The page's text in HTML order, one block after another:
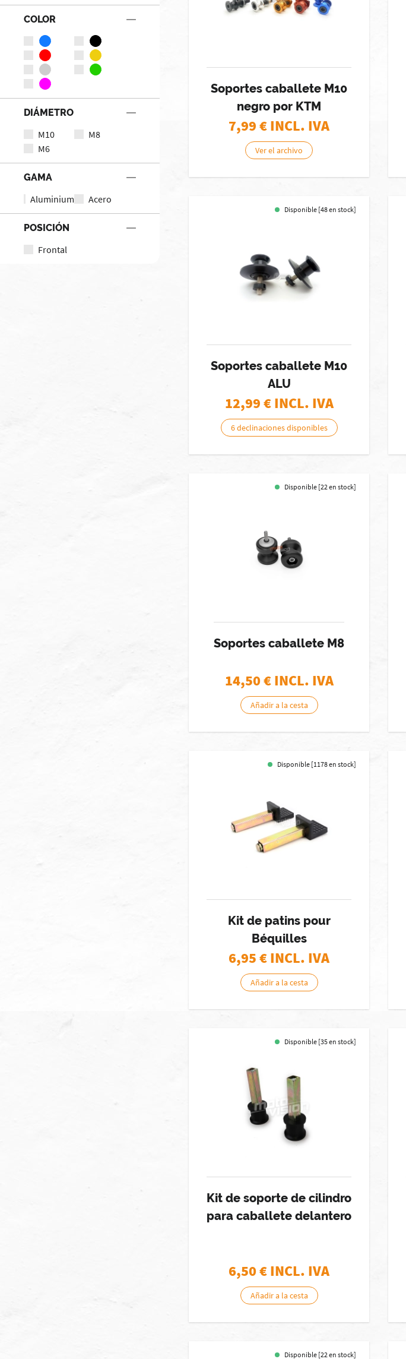
COLOR
DIÁMETRO
M10
M8
M6
GAMA
Aluminium Acero
POSICIÓN
Frontal
Soportes caballete M10
negro por KTM
7,99 € INCL. IVA
Ver el archivo
Disponible [48 en stock]
Soportes caballete M10
ALU
12,99€ INCL. IVA
6 declinaciones disponibles
Disponible [22 en stock]
Soportes caballete M8
14,50€ INCL. IVA
Añadir a la cesta
Disponible [1178 en stock]
Kit de patins pour
Béquilles
6,95 € INCL. IVA
Añadir a la cesta
Disponible [35 en stock]
Kit de soporte de cilindro
para caballete delantero
6,50€ INCL. IVA
Añadir a la cesta
Disponible [22 en stock]